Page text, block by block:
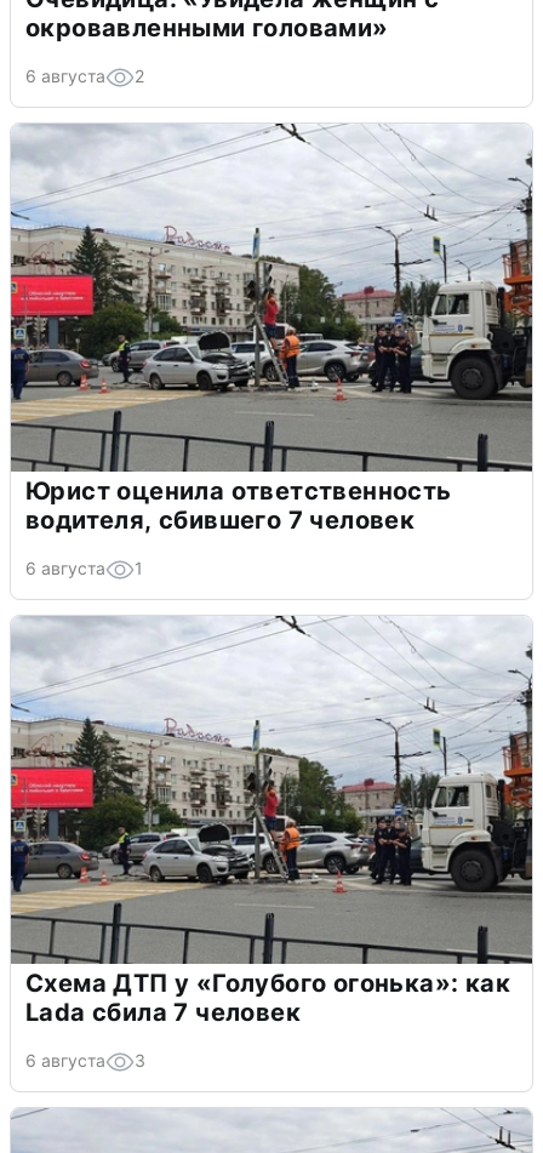
окровавленными головами»
6 августа 2
Юрист оценила ответственность
водителя, сбившего 7 человек
6 августа 1
Схема ДТП у «Голубого огонька»: как
Lada сбила 7 человек
6 августа 3